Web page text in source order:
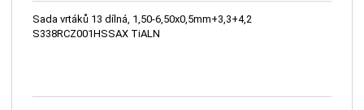
Sada vrtáků 13 dílná, 1,50-6,50x0,5mm+3,3+4,2
S338RCZ001HSSAX TiALN